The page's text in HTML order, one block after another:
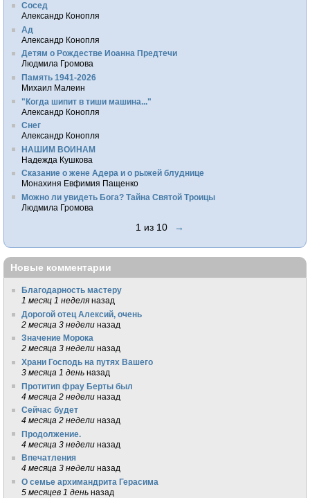
Сосед
Александр Конопля
Ад
Александр Конопля
Детям о Рождестве Иоанна Предтечи
Людмила Громова
Память 1941-2026
Михаил Малеин
"Когда шипит в тиши машина..."
Александр Конопля
Снег
Александр Конопля
НАШИМ ВОИНАМ
Надежда Кушкова
Сказание о жене Адера и о рыжей блуднице
Монахиня Евфимия Пащенко
Можно ли увидеть Бога? Тайна Святой Троицы
Людмила Громова
1 из 10 →
Новые комментарии
Благодарность мастеру
1 месяц 1 неделя назад
Дорогой отец Алексий, очень
2 месяца 3 недели назад
Значение Морока
2 месяца 3 недели назад
Храни Господь на путях Вашего
3 месяца 1 день назад
Протитип фрау Берты был
4 месяца 2 недели назад
Сейчас будет
4 месяца 2 недели назад
Продолжение.
4 месяца 3 недели назад
Впечатления
4 месяца 3 недели назад
О семье архимандрита Герасима
5 месяцев 1 день назад